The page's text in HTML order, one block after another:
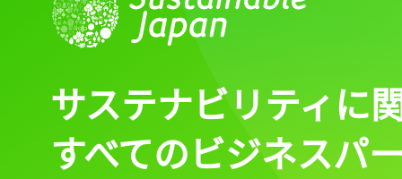
サステナビリティに
すべてのビジネスパ